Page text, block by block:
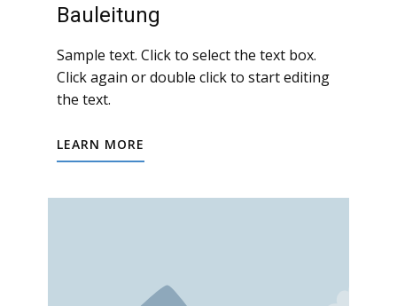
Bauleitung
Sample text. Click to select the text box.
Click again or double click to start editing
the text.
LEARN MORE